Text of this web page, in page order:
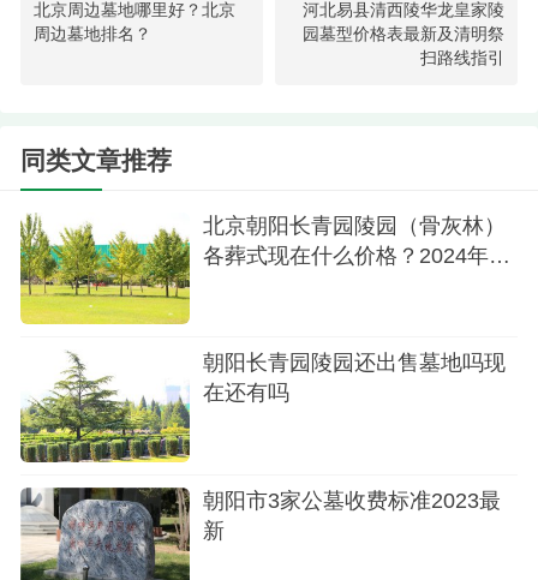
的安葬方式也得到了广泛认可与采纳。自2017年
起，北京市开始推行骨灰自然葬项目，将骨灰置于
美化环境，既不建造传统墓基、墓碑和硬化墓穴，
也不保留骨灰实体。据统计，自该政策实施以来，
骨灰自然葬业务量呈现逐年显著增长态势，从最初
每年大约400例增加到了如今的约1300例。
出，节地生态安葬和文明低碳祭扫的理念正在深入
人心，越来越多的人将其视为情感上的共鸣和行动
上的自觉选择，标志着新时代首都殡葬文化的新风
尚已然蔚然成风，成为一种体现社会责任感和生态
意识的现代生活方式。
北京周边墓地哪里好？北京
周边墓地排名？
河北易县清西陵华龙皇家陵
园墓型价格表最新及清明祭
扫路线指引
同类文章推荐
北京朝阳长青园陵园（骨灰林）
各葬式现在什么价格？2024年价
朝阳长青园陵园还出售墓地吗现
在还有吗
朝阳市3家公墓收费标准2023最
新